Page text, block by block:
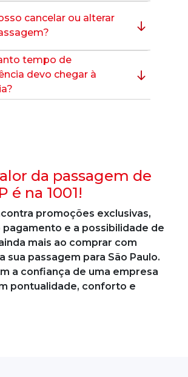
cancelar ou alterar
tempo de
devo chegar à
da passagem de
é na 1001!
promoções exclusivas,
e a possibilidade de
mais ao comprar com
sua passagem para São Paulo.
a confiança de uma empresa
pontualidade, conforto e